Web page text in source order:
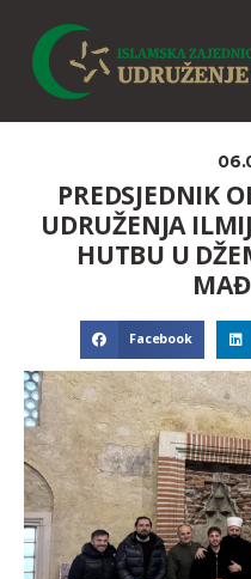
PREDSJEDNIK
UDRUŽENJA
HUTBU U
Facebook